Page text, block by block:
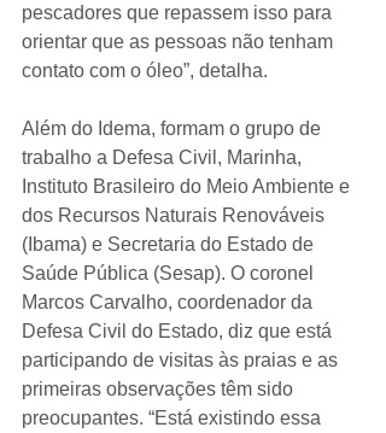
pescadores que repassem isso para
orientar que as pessoas não tenham
contato com o óleo”, detalha.
Além do Idema, formam o grupo de
trabalho a Defesa Civil, Marinha,
Instituto Brasileiro do Meio Ambiente e
dos Recursos Naturais Renováveis
(Ibama) e Secretaria do Estado de
Saúde Pública (Sesap). O coronel
Marcos Carvalho, coordenador da
Defesa Civil do Estado, diz que está
participando de visitas às praias e as
primeiras observações têm sido
preocupantes. “Está existindo essa